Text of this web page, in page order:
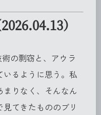
2026.04.13）
の剽窃と、アウラ
るように思う。私
りなく、そんなん
てきたもののブリ